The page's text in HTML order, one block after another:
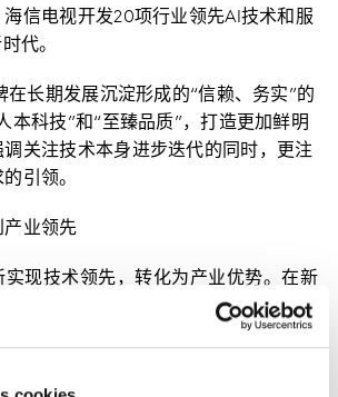
海信电视开发20项行业领先AI技术和服
代。
在长期发展沉淀形成的“信赖、务实”的
本科技”和“至臻品质”，打造更加鲜明
关注技术本身进步迭代的同时，更注
引领。
产业领先
实现技术领先，转化为产业优势。在新
海信孵化激光显示产业，在激光显示技
准制定中发挥关键作用，加强中国在全